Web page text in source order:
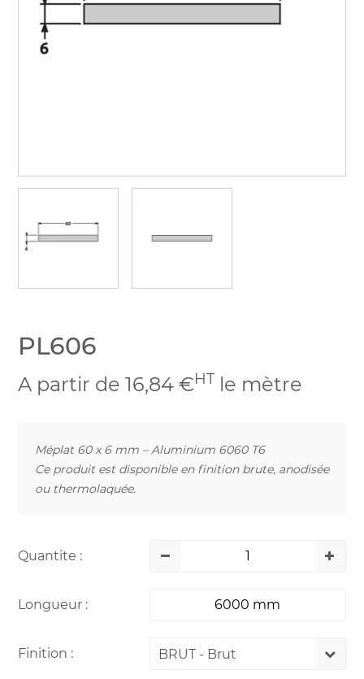
PL606
A partir de 16,84 €HT le mètre
Méplat 60 x 6 mm – Aluminium 6060 T6
Ce produit est disponible en finition brute, anodisée
ou thermolaquée.
Quantite :
Longueur :
Finition : BRUT - Brut